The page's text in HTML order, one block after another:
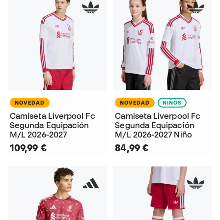
NOVEDAD
Camiseta Liverpool Fc
Segunda Equipación
M/L 2026-2027
109,99 €
NOVEDAD NIÑOS
Camiseta Liverpool Fc
Segunda Equipación
M/L 2026-2027 Niño
84,99 €